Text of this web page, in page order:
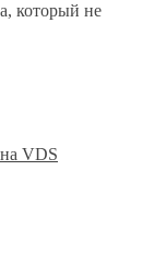
который не
VDS